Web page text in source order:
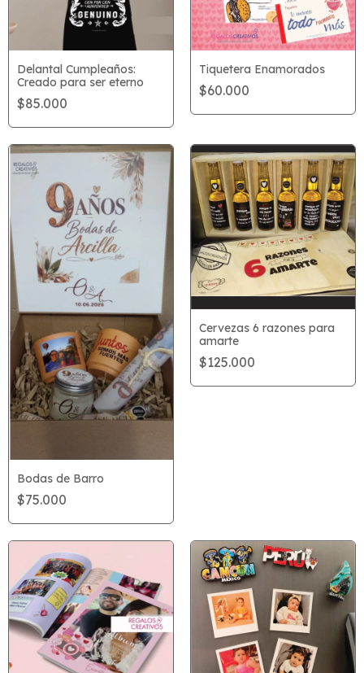
Delantal Cumpleaños:
Creado para ser eterno
$85.000
Tiquetera Enamorados
$60.000
Bodas de Barro
$75.000
Cervezas 6 razones para
amarte
$125.000